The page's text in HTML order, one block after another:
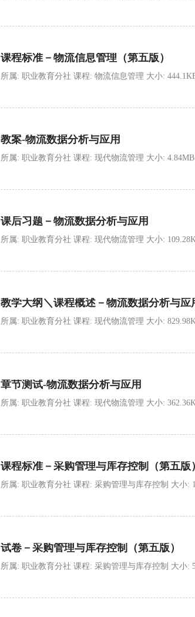
课程标准－物流信息管理（第五版）
所属: 职业教育分社 课程: 物流信息管理 大小:
教案-物流数据分析与应用
所属: 职业教育分社 课程: 现代物流管理 大小:
课后习题－物流数据分析与应用
所属: 职业教育分社 课程: 现代物流管理 大小:
教学大纲＼课程概述－物流数据分析与应
所属: 职业教育分社 课程: 现代物流管理 大小:
章节测试-物流数据分析与应用
所属: 职业教育分社 课程: 现代物流管理 大小:
课程标准－采购管理与库存控制（第五版
所属: 职业教育分社 课程: 采购管理与库存控制 大小:
试卷－采购管理与库存控制（第五版）
所属: 职业教育分社 课程: 采购管理与库存控制 大小: